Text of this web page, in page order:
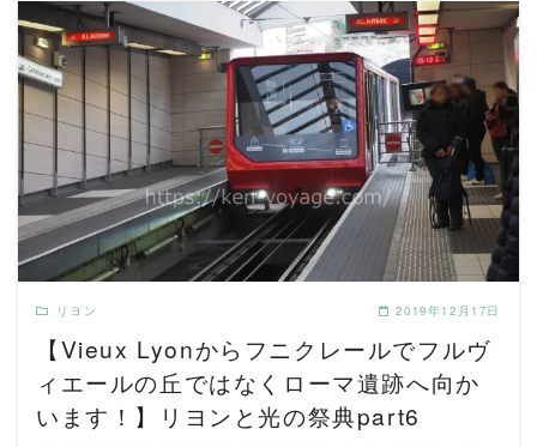
READ MORE
リヨン 2019年12月17日
【Vieux Lyonからフニクレールでフルヴ
ィエールの丘ではなくローマ遺跡へ向か
います！】リヨンと光の祭典part6